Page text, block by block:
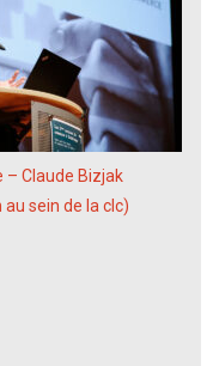
– Claude Bizjak
sein de la clc)